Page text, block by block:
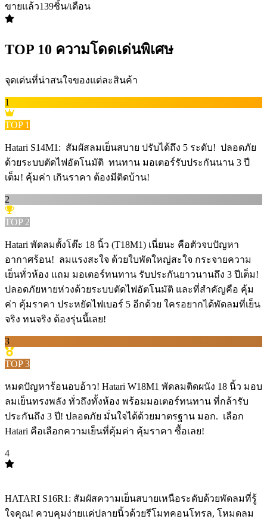
ขายแล้ว139ชิ้น/เดือน
TOP 10 ความโดดเด่นพิเศษ
จุดเด่นที่น่าสนใจของแต่ละสินค้า
1
TOP 1
Hatari S14M1: ️ สัมผัสลมเย็นสบาย ปรับได้ถึง 5 ระดับ! ️ ปลอดภัย
ด้วยระบบตัดไฟอัตโนมัติ ️ ทนทาน มอเตอร์รับประกันนาน 3 ปี
เต็ม! คุ้มค่า เกินราคา ต้องมีติดบ้าน!
2
TOP 2
Hatari พัดลมตั้งโต๊ะ 18 นิ้ว (T18M1) เนี่ยนะ คือตัวจบปัญหา
อากาศร้อน! ️ ลมแรงสะใจ ด้วยใบพัดใหญ่สะใจ กระจายความ
เย็นทั่วห้อง แถม มอเตอร์ทนทาน รับประกันยาวนานถึง 3 ปีเต็ม! ️
ปลอดภัยหายห่วงด้วยระบบตัดไฟอัตโนมัติ และที่สำคัญคือ คุ้ม
ค่า คุ้มราคา ประหยัดไฟเบอร์ 5 อีกด้วย ใครอยากได้พัดลมที่เย็น
จริง ทนจริง ต้องรุ่นนี้เลย!
3
TOP3
หมดปัญหาร้อนอบอ้าว! Hatari W18M1 พัดลมติดผนัง 18 นิ้ว มอบ
ลมเย็นทรงพลัง ทั่วถึงทั้งห้อง พร้อมมอเตอร์ทนทาน ที่กล้ารับ
ประกันถึง 3 ปี! ปลอดภัย มั่นใจได้ด้วยมาตรฐาน มอก. ️ เลือก
Hatari คือเลือกความเย็นที่คุ้มค่า คุ้มราคา ซื้อเลย!
4
HATARI S16R1: สัมผัสความเย็นสบายเหนือระดับด้วยพัดลมที่รู้
ใจคุณ! ควบคุมง่ายแค่ปลายนิ้วด้วยรีโมทคอนโทรล, โหมดลม